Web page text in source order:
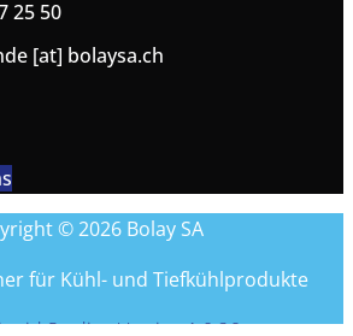
25 50
[at] bolaysa.ch
© 2026 Bolay SA
für Kühl- und Tiefkühlprodukte
Studio - Version 1.0.26